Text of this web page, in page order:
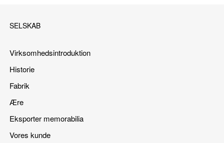
SELSKAB
Virksomhedsintroduktion
Historie
Fabrik
Ære
Eksporter memorabilia
Vores kunde